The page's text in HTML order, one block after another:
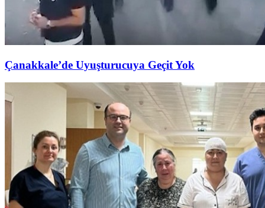
Çanakkale’de Uyuşturucuya Geçit Yok